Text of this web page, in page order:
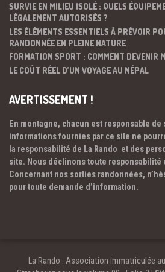
SURVIE EN MILIEU ISOLÉ : QUELS
LÉGALEMENT AUTORISÉS ?
LES ÉLÉMENTS ESSENTIELS À PRÉVOIR
RANDONNÉE EN PLEINE NATURE
FORMATION SPORT : COMMENT DEVENIR
LE COÛT RÉEL D’UN VOYAGE AU NÉPAL
AVERTISSEMENT !
En montagne, chacun est responsable de
informations fournies par ce site ne
la responsabilité de La Rando et des
site. Nous déclinons toute responsabilité
Concernant nos sorties randonnées,
pour toute demande d’information.
La Rando : Association immatriculée